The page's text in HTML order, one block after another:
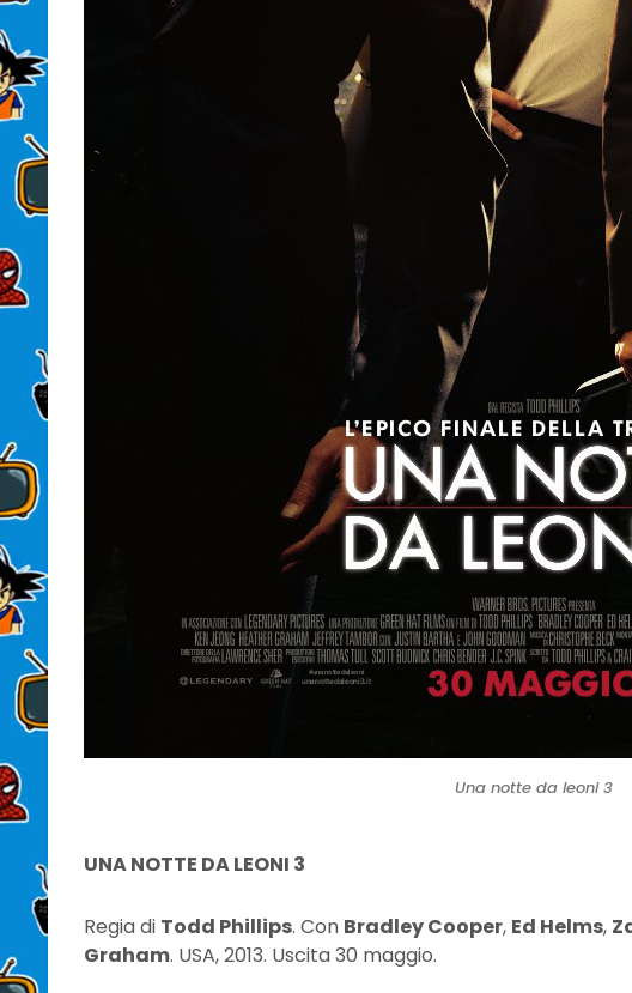
Una notte da leoni 3
UNA NOTTE DA LEONI 3
Regia di Todd Phillips. Con Bradley Cooper, Ed Helms,
Graham. USA, 2013. Uscita 30 maggio.